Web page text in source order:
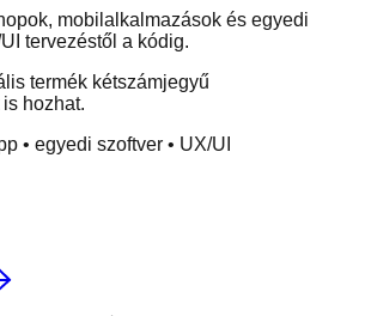
mobilalkalmazások és egyedi
tervezéstől a kódig.
termék kétszámjegyű
hozhat.
• egyedi szoftver • UX/UI